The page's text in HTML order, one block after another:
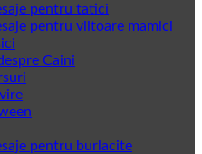
pentru tatici
pentru viitoare mamici
Caini
pentru burlacite